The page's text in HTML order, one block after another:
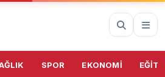
SPOR EKONOMİ